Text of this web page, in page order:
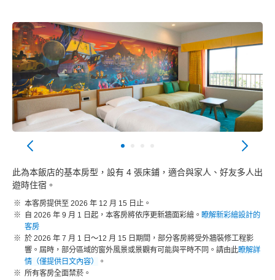
此為本飯店的基本房型，設有 4 張床鋪，適合與家人、好友多人出
遊時住宿。
本客房提供至 2026 年 12 月 15 日止。
自 2026 年 9 月 1 日起，本客房將依序更新牆面彩繪。 瞭解新彩繪設計的
客房
於 2026 年 7 月 1 日～12 月 15 日期間，部分客房將受外牆裝修工程影
響。屆時，部分區域的窗外風景或景觀有可能與平時不同。請由此瞭解詳
情（僅提供日文內容）
。
所有客房全面禁菸。